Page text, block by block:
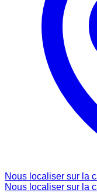
Nous localiser sur la
Nous localiser sur la